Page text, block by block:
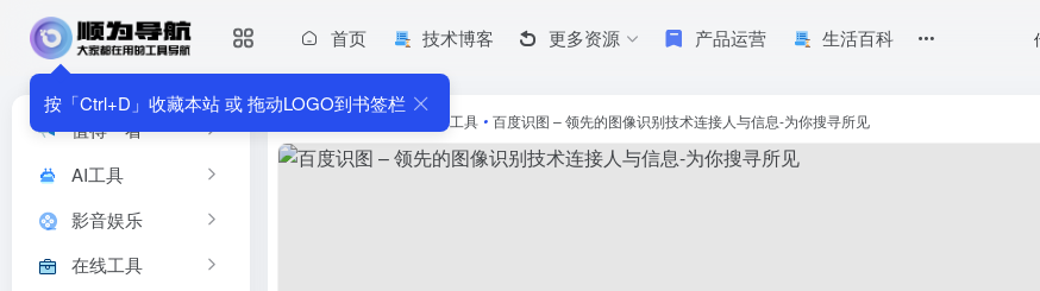
按「Ctrl+D」收藏本站 或 拖动LOGO到书签栏
首页 技术博客 更多资源 产品运营 生活百科
值得一看
AI工具
影音娱乐
在线工具
效率工具 • 百度识图 – 领先的图像识别技术连接人与信息-为你搜寻所见
百度识图 – 领先的图像识别技术连接人与信息-为你搜寻所见
百度识图通过图像识别和检索技术，为你提供全网海量、实时的图片信息；你可以通过上传，粘贴图片网址等方式寻找目标图片的高清大图